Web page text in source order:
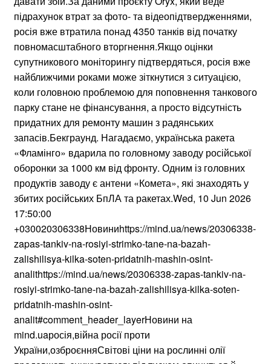
підрахунок втрат за фото- та відеопідтвердженнями,
росія вже втратила понад 4350 танків від початку
повномасштабного вторгнення.Якщо оцінки
супутникового моніторингу підтвердяться, росія вже
найближчими роками може зіткнутися з ситуацією,
коли головною проблемою для поповнення танкового
парку стане не фінансування, а просто відсутність
придатних для ремонту машин з радянських
запасів.Бекграунд. Нагадаємо, українська ракета
«Фламінго» вдарила по головному заводу російської
оборонки за 1000 км від фронту. Одним із головних
продуктів заводу є антени «Комета», які знаходять у
збитих російських БпЛА та ракетах.Wed, 10 Jun 2026
17:50:00
+030020306338Новиниhttps://mind.ua/news/20306338-
zapas-tankiv-na-rosiyi-strimko-tane-na-bazah-
zalishilisya-kilka-soten-pridatnih-mashin-osint-
analithttps://mind.ua/news/20306338-zapas-tankiv-na-
rosiyi-strimko-tane-na-bazah-zalishilisya-kilka-soten-
pridatnih-mashin-osint-
analit#comment_header_layerНовини на
mind.uaросія,війна росії проти
України,озброєнняСвітові ціни на рослинні олії